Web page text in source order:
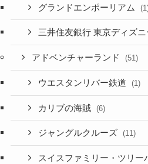
グランドエンポーリアム
三井住友銀行 東京ディズ
アドベンチャーランド (51)
ウエスタンリバー鉄道 (1)
カリブの海賊 (6)
ジャングルクルーズ (11)
スイスファミリー・ツリー